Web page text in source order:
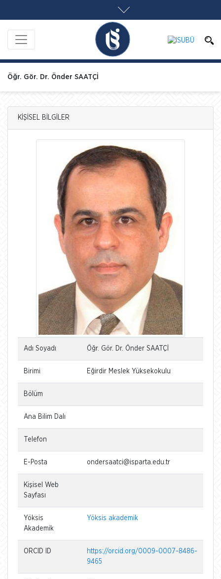
Öğr. Gör. Dr. Önder SAATÇİ
KİŞİSEL BİLGİLER
Adı Soyadı Öğr. Gör. Dr. Önder SAATÇİ
Birimi Eğirdir Meslek Yüksekokulu
Bölüm
Ana Bilim Dalı
Telefon
E-Posta ondersaatci@isparta.edu.tr
Kişisel Web
Sayfası
Yöksis
Akademik
Yöksis akademik
ORCID ID
https://orcid.org/0009-0007-8486-
9465